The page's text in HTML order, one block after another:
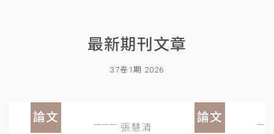
最新期刊文章
37卷1期 2026
論文
張慧清
論文